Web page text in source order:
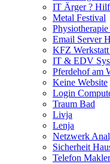
IT Ärger ?
Metal Festival
Email Server
KFZ
IT & EDV
Pferdehof am
Keine Website
Login
Traum Bad
Livja
Lenja
Netzwerk
Sicherheit
Telefon Makler